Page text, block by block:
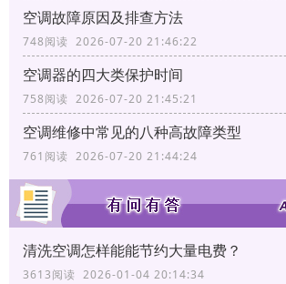
空调故障原因及排查方法
748阅读 2026-07-20 21:46:22
空调器的四大类保护时间
758阅读 2026-07-20 21:45:21
空调维修中常见的八种高故障类型
761阅读 2026-07-20 21:44:24
清洗空调怎样能能节约大量电费？
3613阅读 2026-01-04 20:14:34